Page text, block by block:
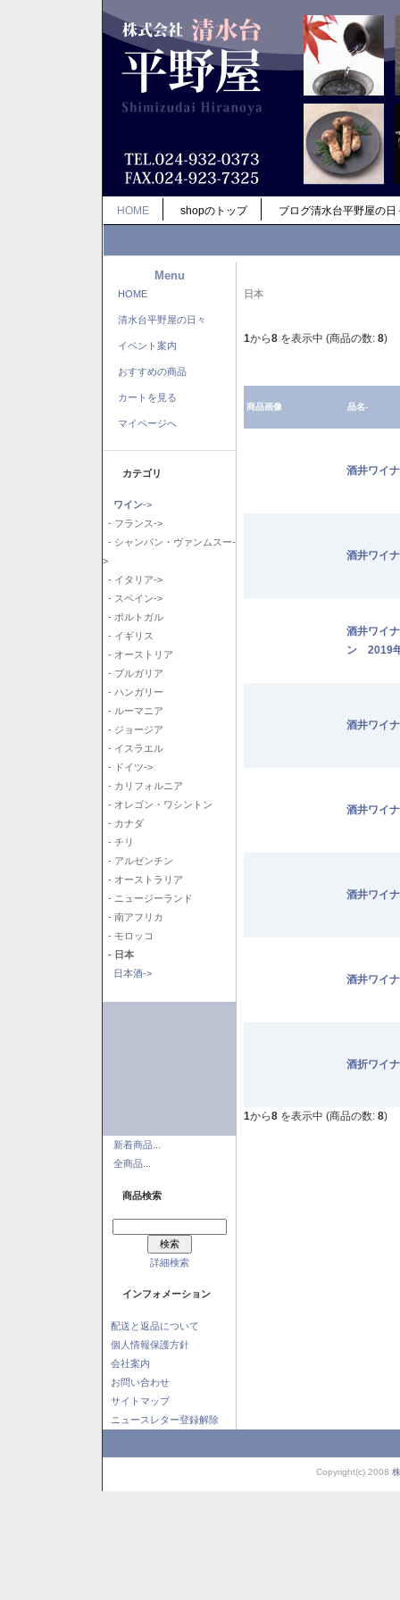
HOME shopのトップ ブログ清水台平野屋の日
Menu
HOME
清水台平野屋の日々
イベント案内
おすすめの商品
カートを見る
マイページへ
カテゴリ
ワイン->
- フランス->
- シャンパン・ヴァンムスー-
>
- イタリア->
- スペイン->
- ポルトガル
- イギリス
- オーストリア
- ブルガリア
- ハンガリー
- ルーマニア
- ジョージア
- イスラエル
- ドイツ->
- カリフォルニア
- オレゴン・ワシントン
- カナダ
- チリ
- アルゼンチン
- オーストラリア
- ニュージーランド
- 南アフリカ
- モロッコ
- 日本
日本酒->
新着商品...
全商品...
商品検索
詳細検索
インフォメーション
配送と返品について
個人情報保護方針
会社案内
お問い合わせ
サイトマップ
ニュースレター登録解除
日本
1から8 を表示中 (商品の数: 8)
商品画像 品名-
酒井ワイ
酒井ワイ
酒井ワイ
ン 2019
酒井ワイ
酒井ワイ
酒井ワイ
酒井ワイ
酒折ワイ
1から8 を表示中 (商品の数: 8)
Copyright(c) 2008